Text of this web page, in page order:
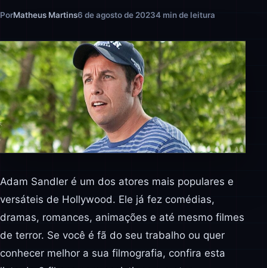
PorMatheus Martins6 de agosto de 20234 min de leitura
Adam Sandler é um dos atores mais populares e
versáteis de Hollywood. Ele já fez comédias,
dramas, romances, animações e até mesmo filmes
de terror. Se você é fã do seu trabalho ou quer
conhecer melhor a sua filmografia, confira esta